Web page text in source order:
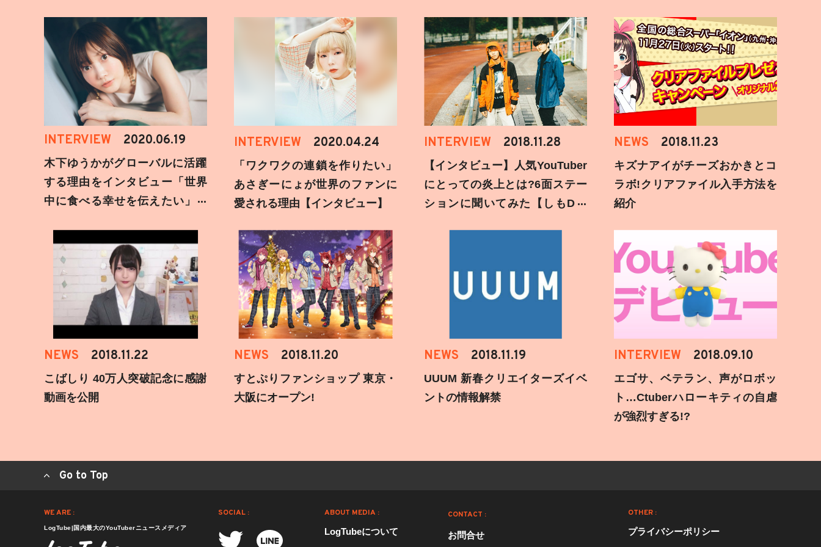
INTERVIEW 2020.06.19
木下ゆうかがグローバルに活躍
する理由をインタビュー「世界
中に食べる幸せを伝えたい」新
INTERVIEW 2020.04.24
「ワクワクの連鎖を作りたい」
あさぎーにょが世界のファンに
愛される理由【インタビュー】
INTERVIEW 2018.11.28
【インタビュー】人気YouTuber
にとっての炎上とは?6面ステー
ションに聞いてみた【しもD遅
NEWS 2018.11.23
キズナアイがチーズおかきとコ
ラボ!クリアファイル入手方法を
紹介
NEWS 2018.11.22
こばしり 40万人突破記念に感謝
動画を公開
NEWS 2018.11.20
すとぷりファンショップ 東京・
大阪にオープン!
NEWS 2018.11.19
UUUM 新春クリエイターズイベ
ントの情報解禁
INTERVIEW 2018.09.10
エゴサ、ベテラン、声がロボッ
ト…Ctuberハローキティの自虐
が強烈すぎる!?
Go to Top
WE ARE :
LogTube|国内最大のYouTuberニュースメディア
SOCIAL : ABOUT MEDIA :
LogTubeについて
CONTACT :
お問合せ
OTHER :
プライバシーポリシー